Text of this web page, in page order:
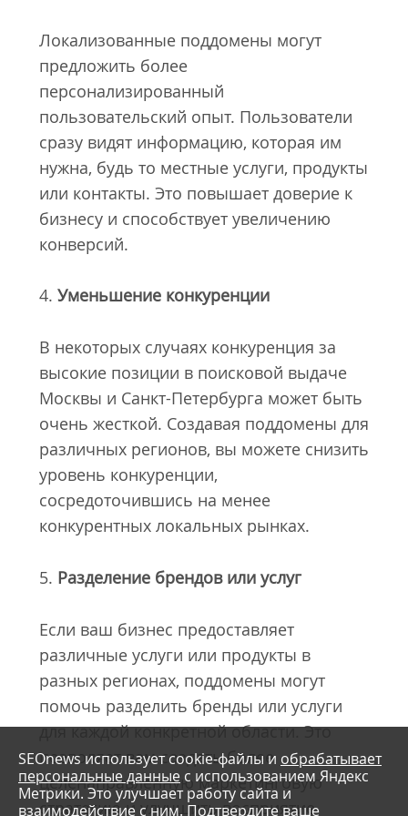
Локализованные поддомены могут
предложить более
персонализированный
пользовательский опыт. Пользователи
сразу видят информацию, которая им
нужна, будь то местные услуги, продукты
или контакты. Это повышает доверие к
бизнесу и способствует увеличению
конверсий.
4. Уменьшение конкуренции
В некоторых случаях конкуренция за
высокие позиции в поисковой выдаче
Москвы и Санкт-Петербурга может быть
очень жесткой. Создавая поддомены для
различных регионов, вы можете снизить
уровень конкуренции,
сосредоточившись на менее
конкурентных локальных рынках.
5. Разделение брендов или услуг
Если ваш бизнес предоставляет
различные услуги или продукты в
разных регионах, поддомены могут
помочь разделить бренды или услуги
для каждой конкретной области. Это
позволяет вам создать более
целенаправленную маркетинговую
стратегию и улучшить восприятие
SEOnews использует cookie-файлы и обрабатывает
персональные данные с использованием Яндекс
Метрики. Это улучшает работу сайта и
взаимодействие с ним. Подтвердите ваше